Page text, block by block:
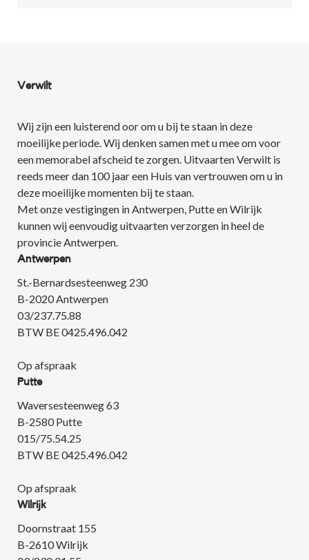
Verwilt
Wij zijn een luisterend oor om u bij te staan in deze
moeilijke periode. Wij denken samen met u mee om voor
een memorabel afscheid te zorgen. Uitvaarten Verwilt is
reeds meer dan 100 jaar een Huis van vertrouwen om u in
deze moeilijke momenten bij te staan.
Met onze vestigingen in Antwerpen, Putte en Wilrijk
kunnen wij eenvoudig uitvaarten verzorgen in heel de
provincie Antwerpen.
Antwerpen
St.-Bernardsesteenweg 230
B-2020 Antwerpen
03/237.75.88
BTW BE 0425.496.042
Op afspraak
Putte
Waversesteenweg 63
B-2580 Putte
015/75.54.25
BTW BE 0425.496.042
Op afspraak
Wilrijk
Doornstraat 155
B-2610 Wilrijk